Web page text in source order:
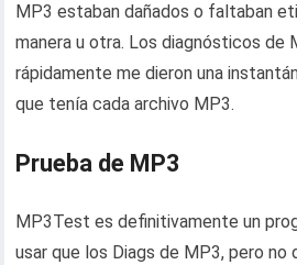
MP3 estaban dañados o faltaban
manera u otra. Los diagnósticos de
rápidamente me dieron una
que tenía cada archivo MP3.
Prueba de MP3
MP3Test es definitivamente un
usar que los Diags de MP3, pero